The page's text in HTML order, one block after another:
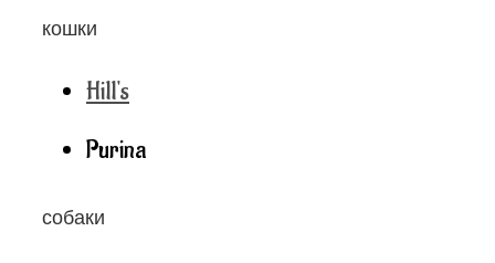
кошки
Hill's
Purina
собаки